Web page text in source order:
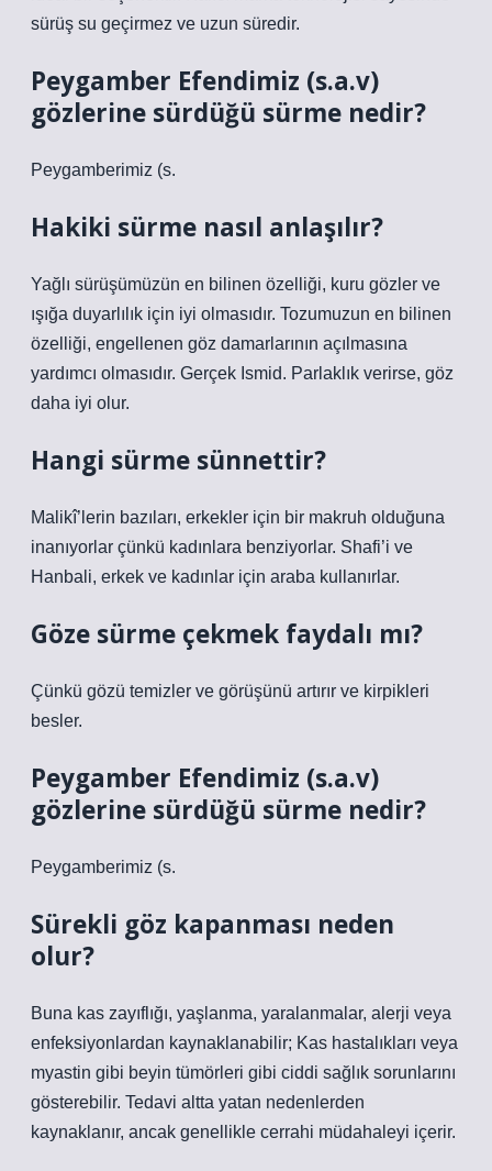
sürüş su geçirmez ve uzun süredir.
Peygamber Efendimiz (s.a.v)
gözlerine sürdüğü sürme nedir?
Peygamberimiz (s.
Hakiki sürme nasıl anlaşılır?
Yağlı sürüşümüzün en bilinen özelliği, kuru gözler ve
ışığa duyarlılık için iyi olmasıdır. Tozumuzun en bilinen
özelliği, engellenen göz damarlarının açılmasına
yardımcı olmasıdır. Gerçek Ismid. Parlaklık verirse, göz
daha iyi olur.
Hangi sürme sünnettir?
Malikî’lerin bazıları, erkekler için bir makruh olduğuna
inanıyorlar çünkü kadınlara benziyorlar. Shafi’i ve
Hanbali, erkek ve kadınlar için araba kullanırlar.
Göze sürme çekmek faydalı mı?
Çünkü gözü temizler ve görüşünü artırır ve kirpikleri
besler.
Peygamber Efendimiz (s.a.v)
gözlerine sürdüğü sürme nedir?
Peygamberimiz (s.
Sürekli göz kapanması neden
olur?
Buna kas zayıflığı, yaşlanma, yaralanmalar, alerji veya
enfeksiyonlardan kaynaklanabilir; Kas hastalıkları veya
myastin gibi beyin tümörleri gibi ciddi sağlık sorunlarını
gösterebilir. Tedavi altta yatan nedenlerden
kaynaklanır, ancak genellikle cerrahi müdahaleyi içerir.